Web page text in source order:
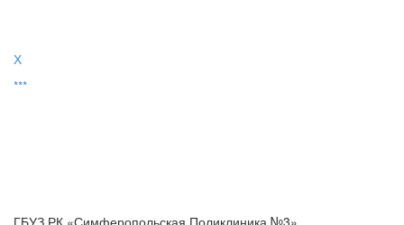
Х
***
ГБУЗ РК «Симферопольская Поликлиника №3»